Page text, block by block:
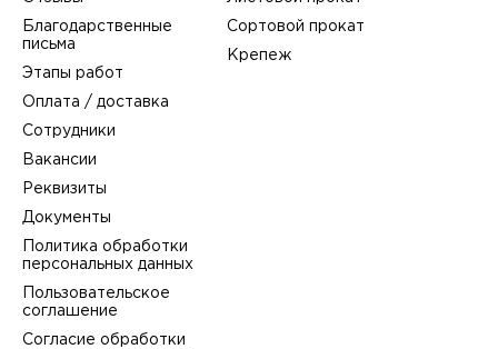
Благодарственные
письма
Этапы работ
Оплата / доставка
Сотрудники
Вакансии
Реквизиты
Документы
Политика обработки
персональных данных
Пользовательское
соглашение
Согласие обработки
Сортовой прокат
Крепеж